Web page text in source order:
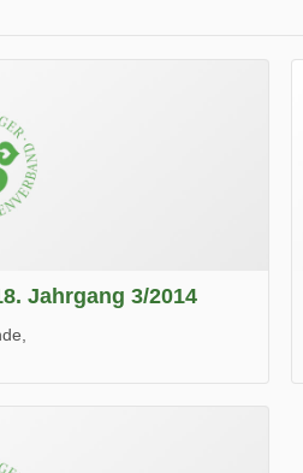
Jahrgang 3/2014